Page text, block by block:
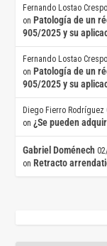
Fernando Lostao Crespo
on Patología de un
905/2025 y su
Fernando Lostao Crespo
on Patología de un
905/2025 y su
Diego Fierro Rodríguez
on¿Se pueden
Gabriel Doménech
on Retracto